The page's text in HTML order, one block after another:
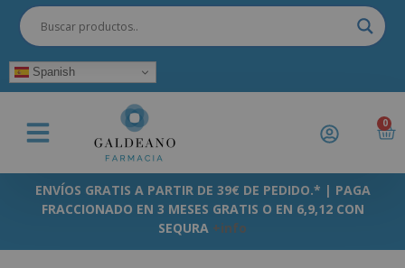
Spanish
0
ENVÍOS GRATIS A PARTIR DE 39€ DE PEDIDO.* | PAGA
FRACCIONADO EN 3 MESES GRATIS O EN 6,9,12 CON
SEQURA +info